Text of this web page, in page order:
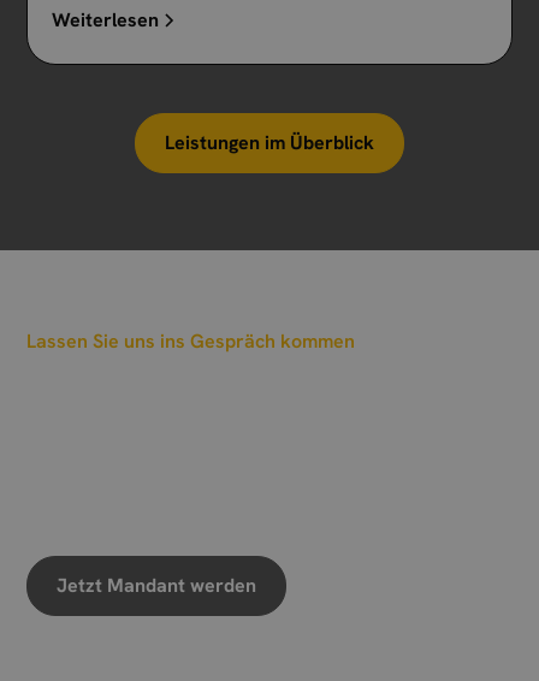
Weiterlesen
Leistungen im Überblick
Lassen Sie uns ins Gespräch kommen
Jetzt Mandant werden